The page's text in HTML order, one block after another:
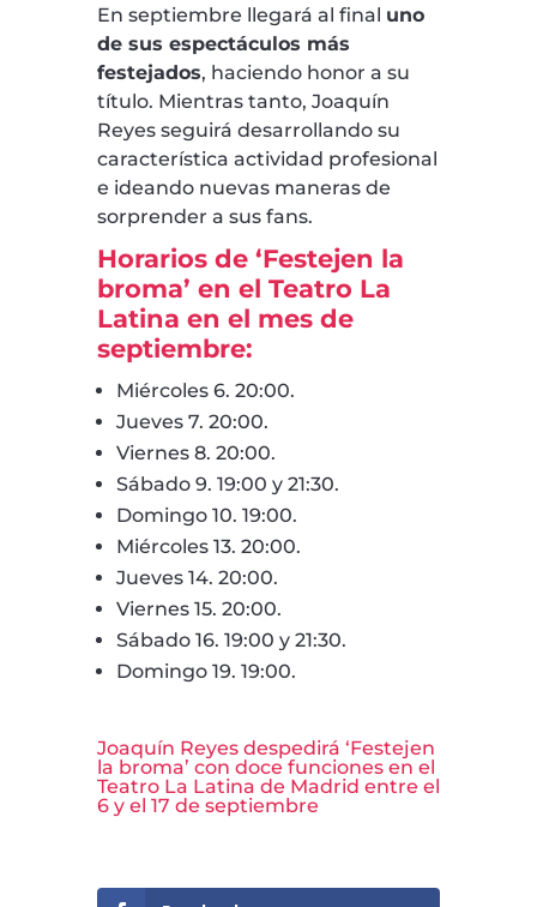
En septiembre llegará al final uno
de sus espectáculos más
festejados, haciendo honor a su
título. Mientras tanto, Joaquín
Reyes seguirá desarrollando su
característica actividad profesional
e ideando nuevas maneras de
sorprender a sus fans.
Horarios de ‘Festejen la
broma’ en el Teatro La
Latina en el mes de
septiembre:
Miércoles 6. 20:00.
Jueves 7. 20:00.
Viernes 8. 20:00.
Sábado 9. 19:00 y 21:30.
Domingo 10. 19:00.
Miércoles 13. 20:00.
Jueves 14. 20:00.
Viernes 15. 20:00.
Sábado 16. 19:00 y 21:30.
Domingo 19. 19:00.
Joaquín Reyes despedirá ‘Festejen
la broma’ con doce funciones en el
Teatro La Latina de Madrid entre el
6 y el 17 de septiembre